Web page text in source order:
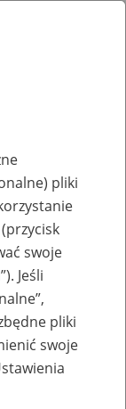
50+
pliki
swoje
Jeśli
pliki
swoje